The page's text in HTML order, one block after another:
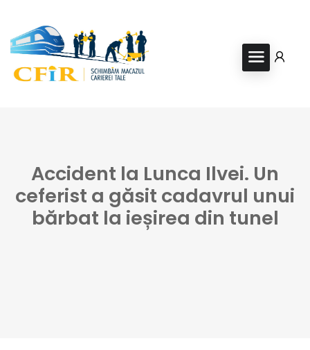
Accident la Lunca Ilvei. Un
ceferist a găsit cadavrul unui
bărbat la ieșirea din tunel